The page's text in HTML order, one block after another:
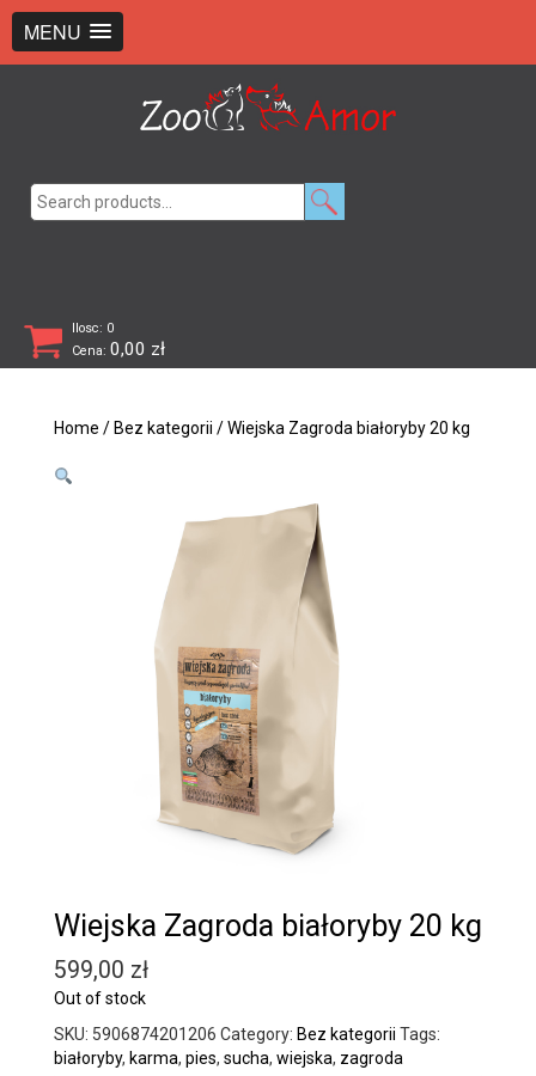
MENU
Ilosc: 0
Cena: 0,00 zł
Home / Bez kategorii / Wiejska Zagroda białoryby 20 kg
Wiejska Zagroda białoryby 20 kg
599,00 zł
Out of stock
SKU: 5906874201206 Category: Bez kategorii Tags:
białoryby, karma, pies, sucha, wiejska, zagroda